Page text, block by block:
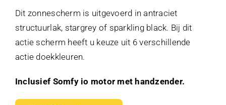
Dit zonnescherm is uitgevoerd in antraciet
structuurlak, stargrey of sparkling black. Bij dit
actie scherm heeft u keuze uit 6 verschillende
actie doekkleuren.
Inclusief Somfy io motor met handzender.